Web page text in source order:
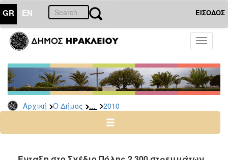
GR EN ΕΙΣΟΔΟΣ
Toggle
Αρχική Ο Δήμος ... 2010
ΔΗΜΟΣ
Δελτία
Τύπου
Αρχείο
2026
2024